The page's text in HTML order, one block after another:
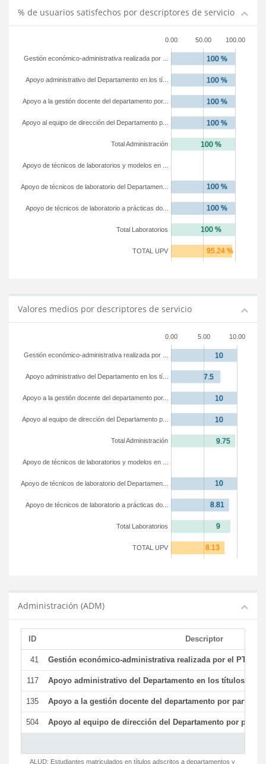
% de usuarios satisfechos por descriptores de servicio
0.00 50.00 100.00
TOTAL UPV
Total Laboratorios
Apoyo de técnicos de laboratorio a prácticas do...
Apoyo de técnicos de laboratorio del Departamen...
Apoyo de técnicos de laboratorios y modelos en ...
Total Administración
Apoyo al equipo de dirección del Departamento p...
Apoyo a la gestión docente del departamento por...
Apoyo administrativo del Departamento en los tí...
Gestión económico-administrativa realizada por ...
Valores medios por descriptores de servicio
0.00 5.00 10.00
TOTAL UPV
Total Laboratorios
Apoyo de técnicos de laboratorio a prácticas do...
Apoyo de técnicos de laboratorio del Departamen...
Apoyo de técnicos de laboratorios y modelos en ...
Total Administración
Apoyo al equipo de dirección del Departamento p...
Apoyo a la gestión docente del departamento por...
Apoyo administrativo del Departamento en los tí...
Gestión económico-administrativa realizada por ...
Administración (ADM)
ID Descriptor
41 Gestión económico-administrativa realizada por el PTGAS
117 Apoyo administrativo del Departamento en los títulos de
135 Apoyo a la gestión docente del departamento por parte
504 Apoyo al equipo de dirección del Departamento por parte
ALUD: Estudiantes matriculados en títulos adscritos a departamentos y